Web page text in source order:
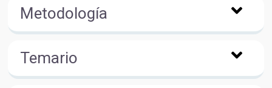
Metodología
Temario